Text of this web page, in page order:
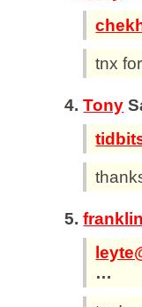
tnx
Tony
franklin
…